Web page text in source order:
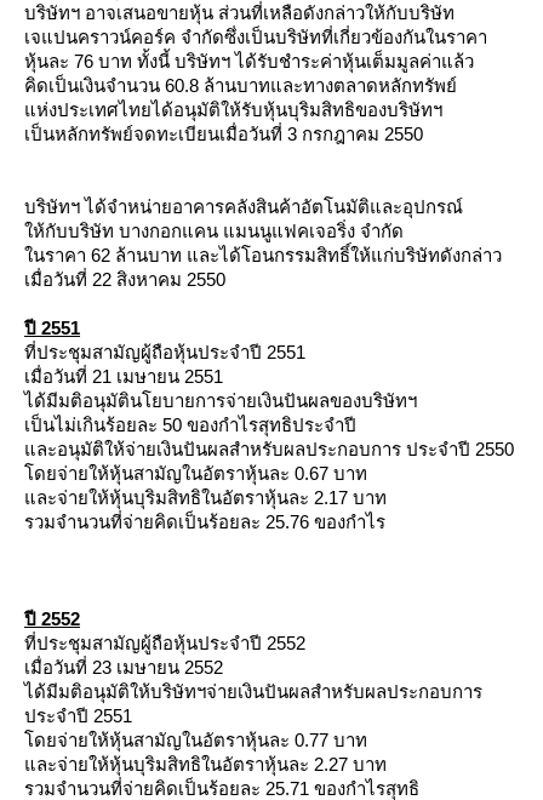
บริษัทฯ อาจเสนอขายหุ้น ส่วนที่เหลือดังกล่าวให้กับบริษัท
เจแปนคราวน์คอร์ค จำกัดซึ่งเป็นบริษัทที่เกี่ยวข้องกันในราคา
หุ้นละ 76 บาท ทั้งนี้ บริษัทฯ ได้รับชำระค่าหุ้นเต็มมูลค่าแล้ว
คิดเป็นเงินจำนวน 60.8 ล้านบาทและทางตลาดหลักทรัพย์
ห่งประเทศไทยได้อนุมัติให้รับหุ้นบุริมสิทธิของบริษัทฯ
เป็นหลักทรัพย์จดทะเบียนเมื่อวันที่ 3 กรกฎาคม 2550
บริษัทฯ ได้จำหน่ายอาคารคลังสินค้าอัตโนมัติและอุปกรณ์
ห้กับบริษัท บางกอกแคน แมนนูแฟคเจอริ่ง จำกัด
นราคา 62 ล้านบาท และได้โอนกรรมสิทธิ์ให้แก่บริษัทดังกล่าว
เมื่อวันที่ 22 สิงหาคม 2550
ปี 2551
ที่ประชุมสามัญผู้ถือหุ้นประจำปี 2551
เมื่อวันที่ 21 เมษายน 2551
ได้มีมติอนุมัตินโยบายการจ่ายเงินปันผลของบริษัทฯ
เป็นไม่เกินร้อยละ 50 ของกำไรสุทธิประจำปี
ละอนุมัติให้จ่ายเงินปันผลสำหรับผลประกอบการ ประจำปี 2550
ดยจ่ายให้หุ้นสามัญในอัตราหุ้นละ 0.67 บาท
ละจ่ายให้หุ้นบุริมสิทธิในอัตราหุ้นละ 2.17 บาท
รวมจำนวนที่จ่ายคิดเป็นร้อยละ 25.76 ของกำไร
ปี 2552
ที่ประชุมสามัญผู้ถือหุ้นประจำปี 2552
เมื่อวันที่ 23 เมษายน 2552
ได้มีมติอนุมัติให้บริษัทฯจ่ายเงินปันผลสำหรับผลประกอบการ
ประจำปี 2551
ดยจ่ายให้หุ้นสามัญในอัตราหุ้นละ 0.77 บาท
ละจ่ายให้หุ้นบุริมสิทธิในอัตราหุ้นละ 2.27 บาท
รวมจำนวนที่จ่ายคิดเป็นร้อยละ 25.71 ของกำไรสุทธิ